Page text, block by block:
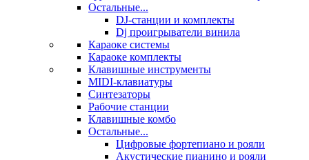
Остальные...
DJ-станции и комплекты
Dj проигрыватели винила
Караоке системы
Караоке комплекты
Клавишные инструменты
MIDI-клавиатуры
Синтезаторы
Рабочие станции
Клавишные комбо
Остальные...
Цифровые фортепиано и рояли
Акустические пианино и рояли